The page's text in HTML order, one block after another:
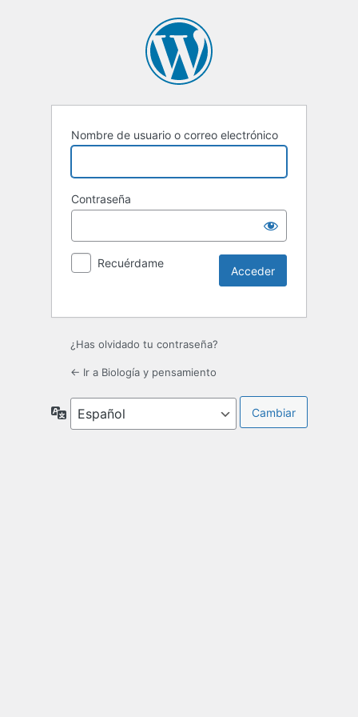
Nombre de usuario o correo electrónico
Contraseña
Recuérdame
¿Has olvidado tu contraseña?
← Ir a Biología y pensamiento
Idioma